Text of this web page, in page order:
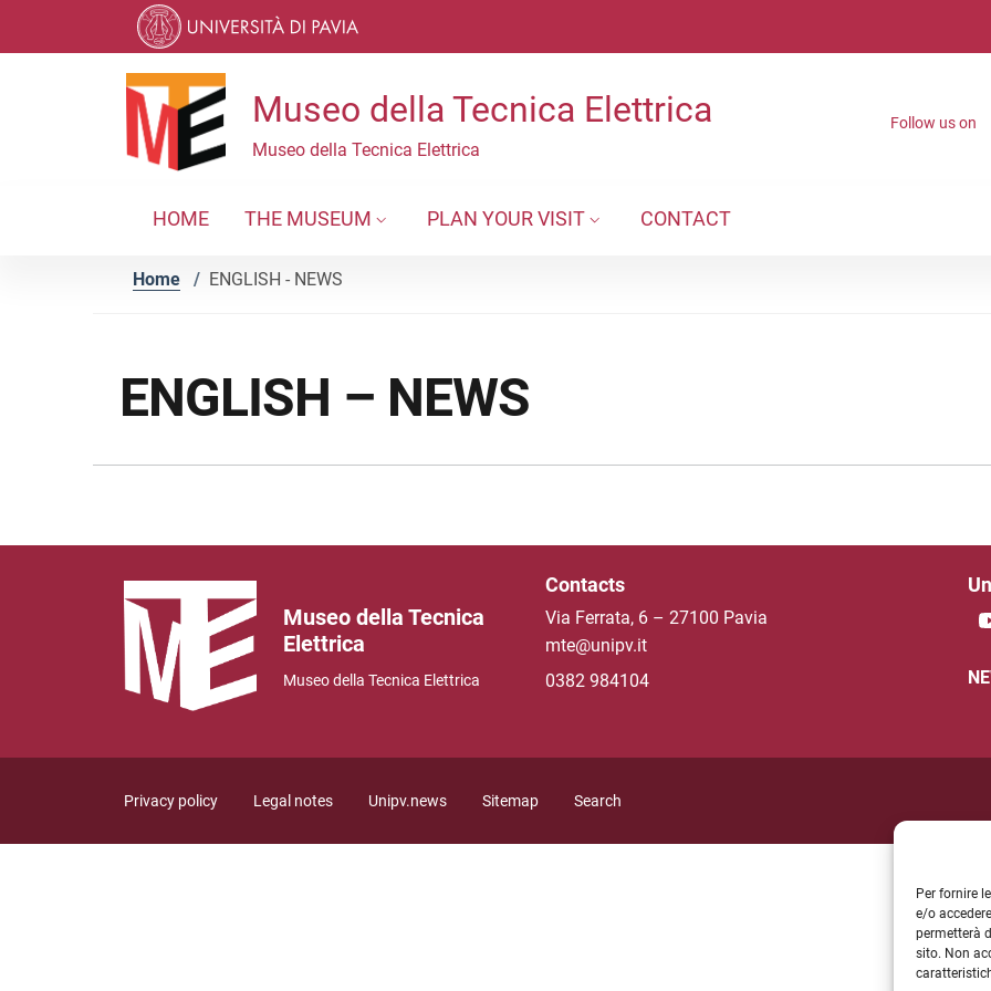
Per fornire
e/o
permetterà
sito. Non
Skip to main navigation
Museo della Tecnica Elettrica
Museo della Tecnica Elettrica
Follow us on
HOME THE MUSEUM PLAN YOUR VISIT CONTACT
Home / ENGLISH - NEWS
ENGLISH – NEWS
Museo della Tecnica
Elettrica
Museo della Tecnica Elettrica
Contacts
Via Ferrata, 6 – 27100 Pavia
mte@unipv.it
0382 984104
Privacy policy Legal notes Unipv.news Sitemap Search